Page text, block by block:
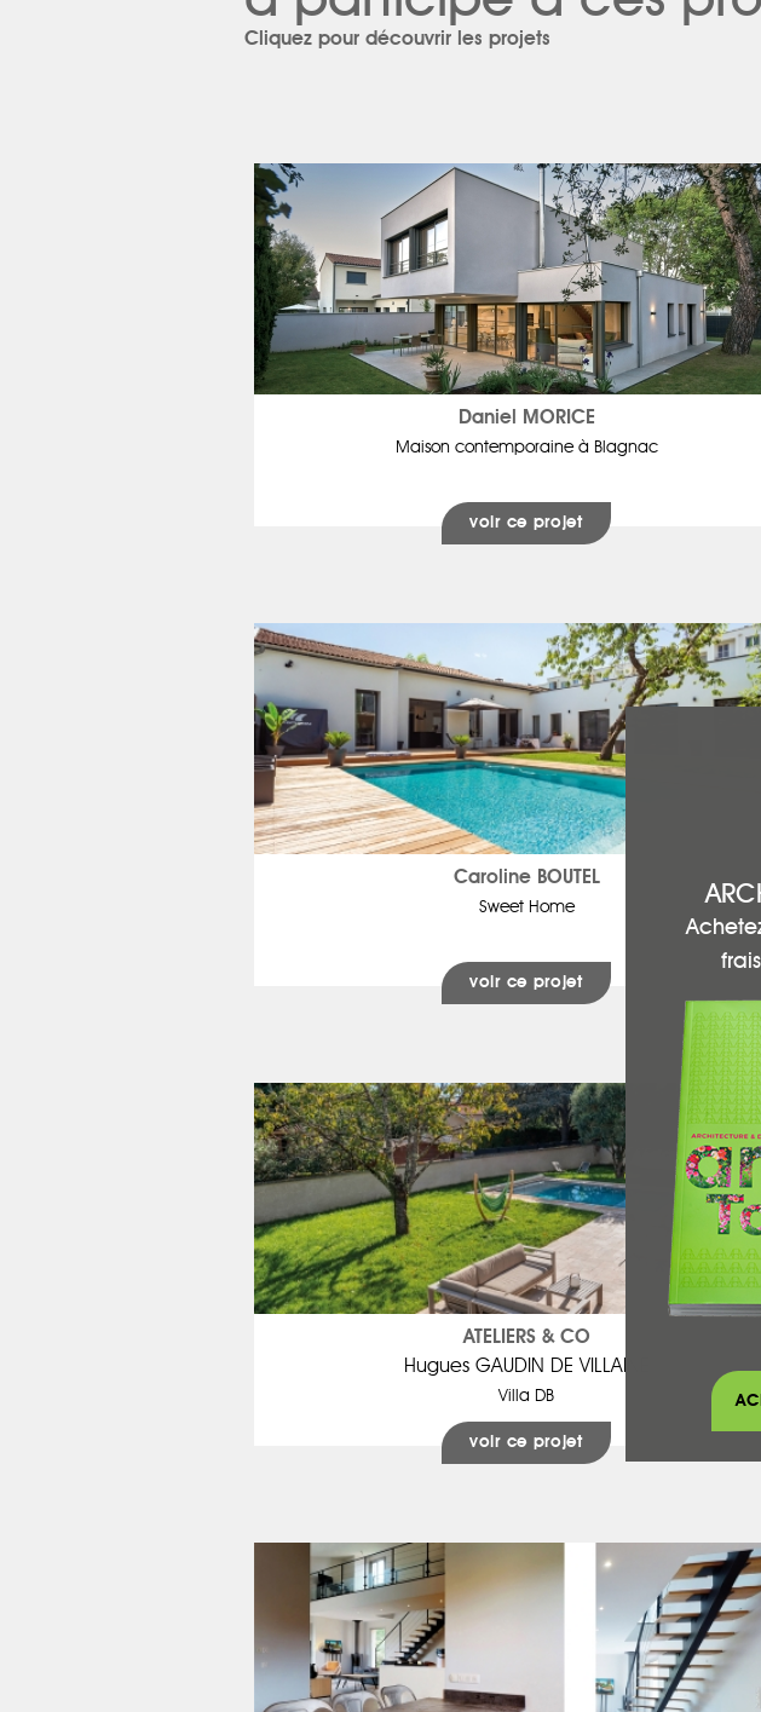
Cliquez pour découvrir les projets
Daniel MORICE
Maison contemporaine à Blagnac
voir ce projet
Caroline BOUTEL
Sweet Home
voir ce projet
ATELIERS & CO
Hugues GAUDIN DE VILLAINE
Villa DB
voir ce projet